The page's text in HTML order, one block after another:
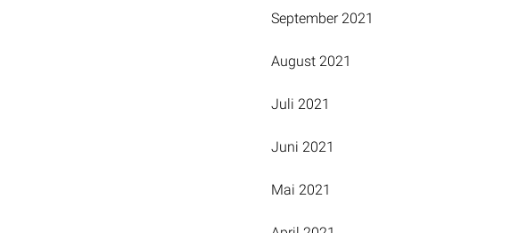
September 2021
August 2021
Juli 2021
Juni 2021
Mai 2021